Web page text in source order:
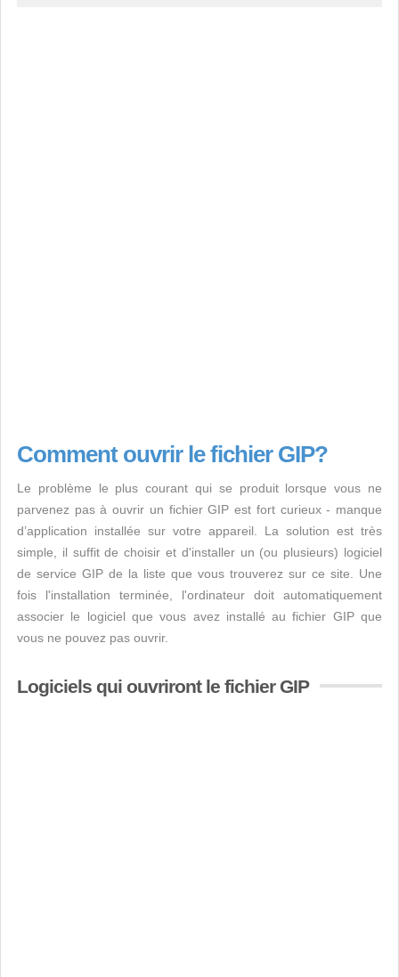
Comment ouvrir le fichier GIP?
Le problème le plus courant qui se produit lorsque vous ne
parvenez pas à ouvrir un fichier GIP est fort curieux - manque
d’application installée sur votre appareil. La solution est très
simple, il suffit de choisir et d'installer un (ou plusieurs) logiciel
de service GIP de la liste que vous trouverez sur ce site. Une
fois l'installation terminée, l'ordinateur doit automatiquement
associer le logiciel que vous avez installé au fichier GIP que
vous ne pouvez pas ouvrir.
Logiciels qui ouvriront le fichier GIP